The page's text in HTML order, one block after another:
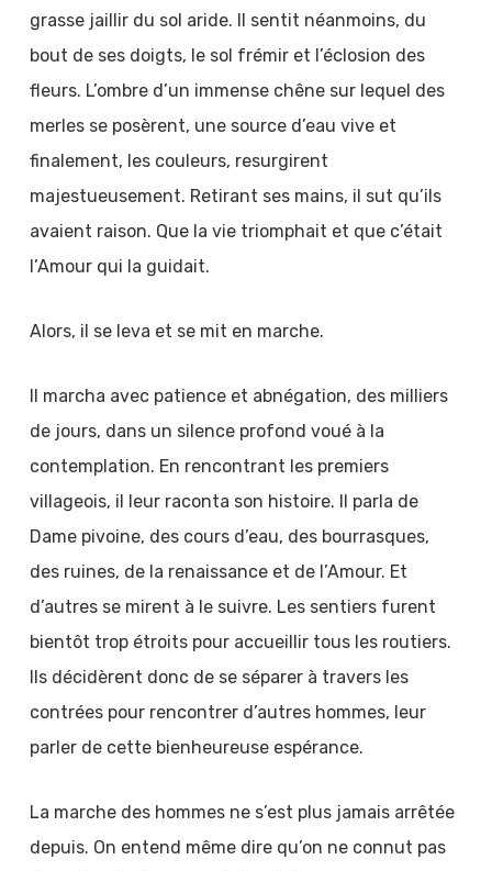
grasse jaillir du sol aride. Il sentit néanmoins, du
bout de ses doigts, le sol frémir et l’éclosion des
fleurs. L’ombre d’un immense chêne sur lequel des
merles se posèrent, une source d’eau vive et
finalement, les couleurs, resurgirent
majestueusement. Retirant ses mains, il sut qu’ils
avaient raison. Que la vie triomphait et que c’était
l’Amour qui la guidait.
Alors, il se leva et se mit en marche.
Il marcha avec patience et abnégation, des milliers
de jours, dans un silence profond voué à la
contemplation. En rencontrant les premiers
villageois, il leur raconta son histoire. Il parla de
Dame pivoine, des cours d’eau, des bourrasques,
des ruines, de la renaissance et de l’Amour. Et
d’autres se mirent à le suivre. Les sentiers furent
bientôt trop étroits pour accueillir tous les routiers.
Ils décidèrent donc de se séparer à travers les
contrées pour rencontrer d’autres hommes, leur
parler de cette bienheureuse espérance.
La marche des hommes ne s’est plus jamais arrêtée
depuis. On entend même dire qu’on ne connut pas